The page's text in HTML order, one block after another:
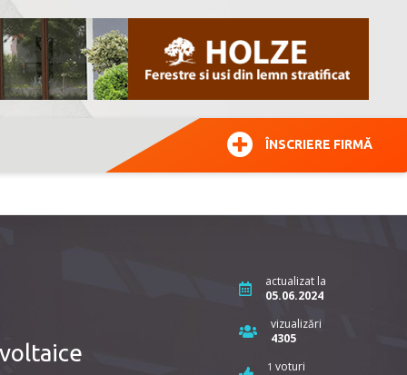
ÎNSCRIERE FIRMĂ
actualizat la
05.06.2024
vizualizări
4305
1 voturi